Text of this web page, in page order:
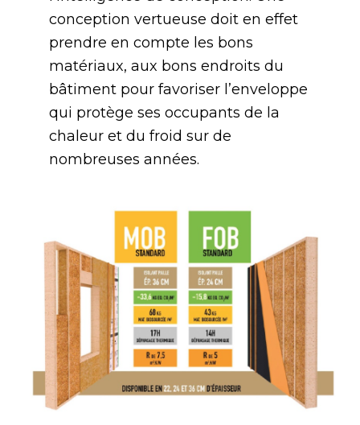
conception vertueuse doit en effet
prendre en compte les bons
matériaux, aux bons endroits du
bâtiment pour favoriser l’enveloppe
qui protège ses occupants de la
chaleur et du froid sur de
nombreuses années.